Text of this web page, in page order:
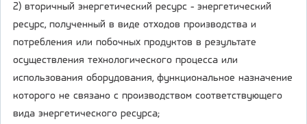
2) вторичный энергетический ресурс - энергетический
ресурс, полученный в виде отходов производства и
потребления или побочных продуктов в результате
осуществления технологического процесса или
использования оборудования, функциональное назначение
которого не связано с производством соответствующего
вида энергетического ресурса;